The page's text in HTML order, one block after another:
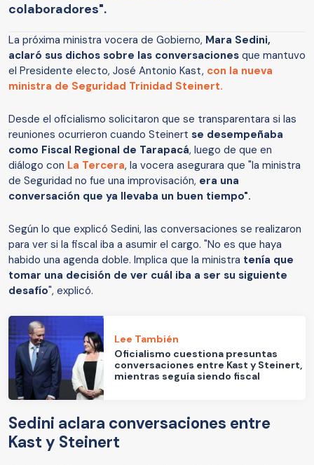
colaboradores".
La próxima ministra vocera de Gobierno, Mara Sedini,
aclaró sus dichos sobre las conversaciones que mantuvo
el Presidente electo, José Antonio Kast, con la nueva
ministra de Seguridad Trinidad Steinert.
Desde el oficialismo solicitaron que se transparentara si las
reuniones ocurrieron cuando Steinert se desempeñaba
como Fiscal Regional de Tarapacá, luego de que en
diálogo con La Tercera, la vocera asegurara que "la ministra
de Seguridad no fue una improvisación, era una
conversación que ya llevaba un buen tiempo".
Según lo que explicó Sedini, las conversaciones se realizaron
para ver si la fiscal iba a asumir el cargo. "No es que haya
habido una agenda doble. Implica que la ministra tenía que
tomar una decisión de ver cuál iba a ser su siguiente
desafío", explicó.
Lee También
Oficialismo cuestiona presuntas
conversaciones entre Kast y Steinert,
mientras seguía siendo fiscal
Sedini aclara conversaciones entre
Kast y Steinert